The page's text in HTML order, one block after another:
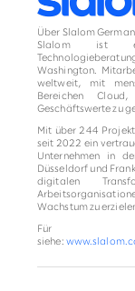
Über Slalom
Slalom ist
Washington.
weltweit, mit
Bereichen
Geschäftswerte zu
Mit über 244
seit 2022 ein
Unternehmen in
Düsseldorf und
digitalen
Wachstum zu
Für
siehe: